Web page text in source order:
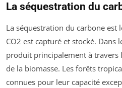
La séquestration du
La séquestration du carbone est
CO2 est capturé et stocké. Dans
produit principalement à travers
de la biomasse. Les forêts
connues pour leur capacité